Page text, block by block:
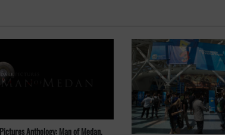
Anthology: Man of Medan.